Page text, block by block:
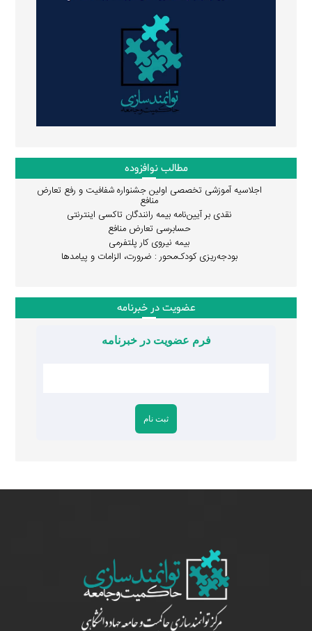
مطالب نوافزوده
اجلاسیه آموزشی تخصصی اولین جشنواره شفافیت و رفع تعارض
منافع
نقدی بر آیین‌نامه بیمه رانندگان تاکسی اینترنتی
حسابرسی تعارض منافع
بیمه نیروی کار پلتفرمی
بودجه‌ریزی کودک‌محور : ضرورت، الزامات و پیامدها
عضویت در خبرنامه
فرم عضویت در خبرنامه